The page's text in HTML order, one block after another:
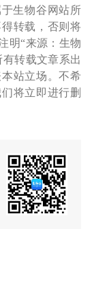
生物谷网站所
转载，否则将
明“来源：生物
转载文章系出
站立场。不希
将立即进行删